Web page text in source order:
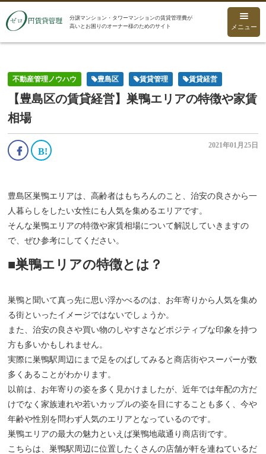
メニュー
分譲マンション・タワーマンションの賃貸管理費が
高いとお困りのオーナー様のためのサイト
不動産管理ノウハウ 豊島区 賃貸管理 賃貸経営
【豊島区の賃貸経営】巣鴨エリアの特徴や家賃
相場
2021年01月25日
豊島区巣鴨エリアは、高齢者はもちろんのこと、治安の良さから一
人暮らしをしたい女性にも人気を集めるエリアです。
そんな巣鴨エリアの特徴や家賃相場について解説していきますの
で、ぜひ参考にしてください。
■巣鴨エリアの特徴とは？
巣鴨と聞いて真っ先に思い浮かべるのは、お年寄りから人気を集め
る街といったイメージではないでしょうか。
また、治安の良さや買い物のしやすさなどポジティブな印象を持つ
方も多いかもしれません。
実際に巣鴨駅周辺にまで足をのばしてみると商店街やスーパーが数
多くあることがわかります。
以前は、お年寄りの姿を多く見かけましたが、近年では年配の方だ
けでなく家族連れや若いカップルの姿を目にすることも多く、今や
年齢や性別を問わず人気のエリアとなっているのです。
巣鴨エリアの最大の魅力といえば巣鴨地蔵通り商店街です。
こちらは、巣鴨駅周辺に位置したくさんの店舗が軒を連ねているだ